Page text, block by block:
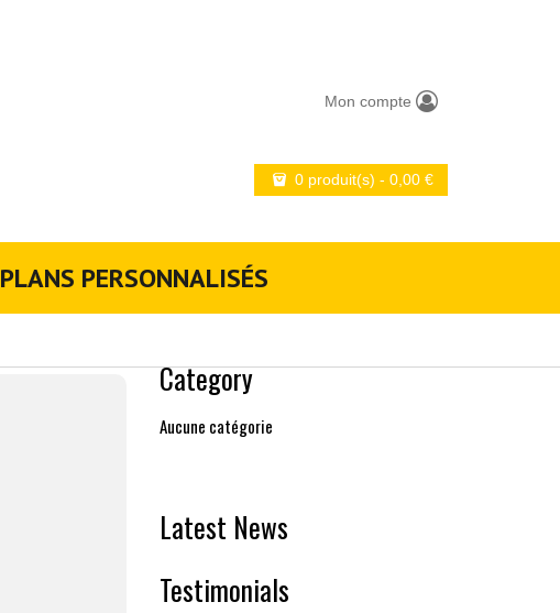
Mon compte
0 produit(s) - 0,00 €
PLANS PERSONNALISÉS
Category
Aucune catégorie
Latest News
Testimonials